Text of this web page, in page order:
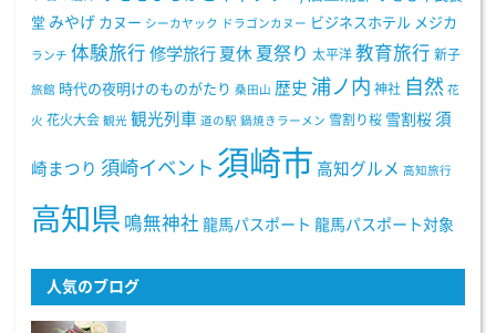
堂 みやげ カヌー シーカヤック ドラゴンカヌー ビジネスホテル メジカ
ランチ 体験旅行 修学旅行 夏休 夏祭り 太平洋 教育旅行 新子
旅館 時代の夜明けのものがたり 桑田山 歴史 浦ノ内 神社 自然 花
火 花火大会 観光 観光列車 道の駅 鍋焼きラーメン 雪割り桜 雪割桜 須
崎まつり 須崎イベント 須崎市 高知グルメ 高知旅行
高知県 鳴無神社 龍馬パスポート 龍馬パスポート対象
人気のブログ